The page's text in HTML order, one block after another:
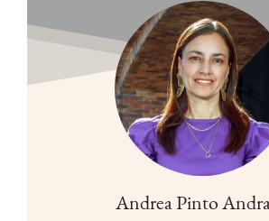
Andrea Pinto